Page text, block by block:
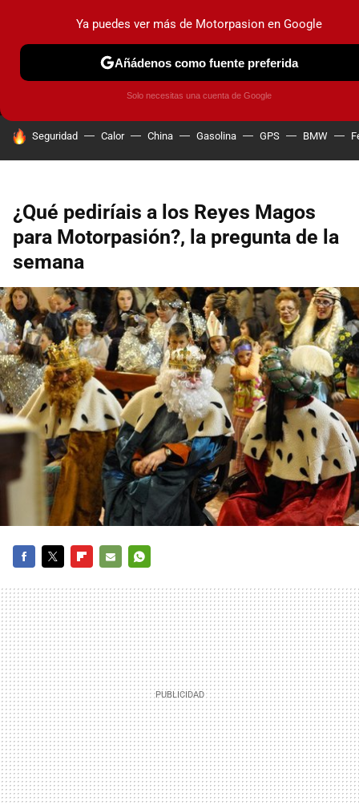
MENÚ NUEVO
COCHES ELÉCTRICOS OBSERVATORIO
HOY SE HABLA DE
Seguridad Calor China Gasolina GPS BMW
¿Qué pediríais a los Reyes Magos
para Motorpasión?, la pregunta de la
semana
MAIL
Ya puedes ver más de Motorpasion en Google
Añádenos como fuente preferida
Solo necesitas una cuenta de Google